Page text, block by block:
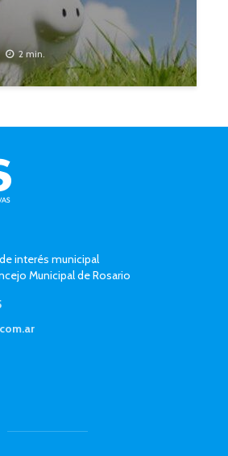
2 min.
interés municipal
Municipal de Rosario